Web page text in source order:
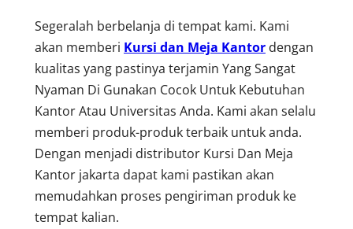
Segeralah berbelanja di tempat kami. Kami
akan memberi Kursi dan Meja Kantor dengan
kualitas yang pastinya terjamin Yang Sangat
Nyaman Di Gunakan Cocok Untuk Kebutuhan
Kantor Atau Universitas Anda. Kami akan selalu
memberi produk-produk terbaik untuk anda.
Dengan menjadi distributor Kursi Dan Meja
Kantor jakarta dapat kami pastikan akan
memudahkan proses pengiriman produk ke
tempat kalian.